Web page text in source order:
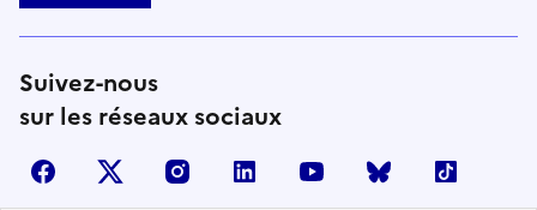
Suivez-nous
sur les réseaux sociaux
facebook X (anciennement Twitter)
instagramlinkedin youtube Bluesky